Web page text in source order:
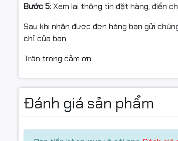
Ưu điểm nổi bật:
• Bản in rõ nét, đậm màu, không lem và
• Tương thích hoàn hảo với các dòng máy
• Tiết kiệm chi phí in ấn tối đa cho doanh
Bước 5:Xem lại thông tin đặt hàng, điền
Sau khi nhận được đơn hàng bạn gửi
chỉ của bạn.
Trân trọng cảm ơn.
Đánh giá sản phẩm